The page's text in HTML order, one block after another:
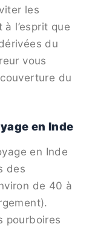
les
l’esprit que
du
vous
du
en Inde
en Inde
des
de 40 à
pourboires